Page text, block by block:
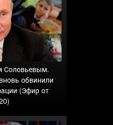
Соловьевым.
обвинили
(Эфир от